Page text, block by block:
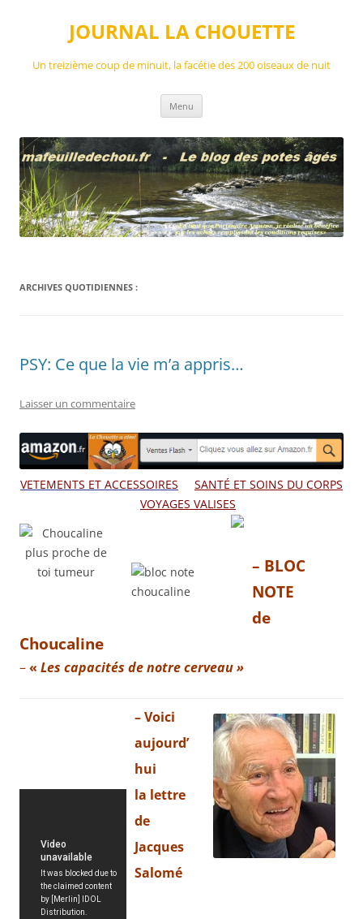
JOURNAL LA CHOUETTE
Un treizième coup de minuit, la facétie des 200 oiseaux de nuit
Menu
ARCHIVES QUOTIDIENNES :
PSY: Ce que la vie m’a appris…
Laisser un commentaire
VETEMENTS ET ACCESSOIRES
SANTÉ ET SOINS DU CORPS
VOYAGES VALISES
– BLOC
NOTE
de
Choucaline
–« Les capacités de notre cerveau »
– Voici
aujourd’
hui
la lettre
de
Jacques
Salomé